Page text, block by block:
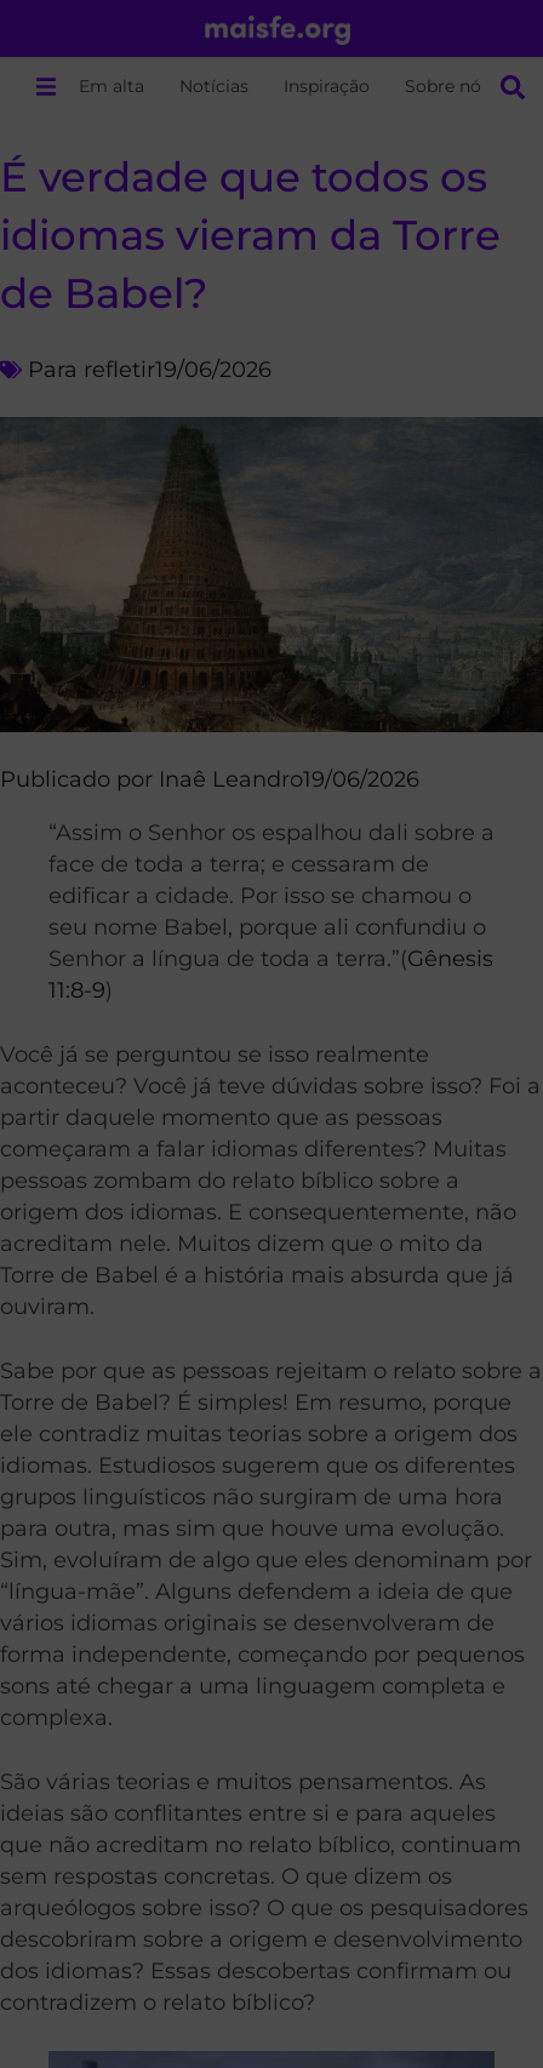
Em alta Notícias Inspiração Sobre nós
É verdade que todos os
idiomas vieram da Torre
de Babel?
Para refletir19/06/2026
Publicado por Inaê Leandro19/06/2026
“Assim o Senhor os espalhou dali sobre a
face de toda a terra; e cessaram de
edificar a cidade. Por isso se chamou o
seu nome Babel, porque ali confundiu o
Senhor a língua de toda a terra.”(Gênesis
11:8-9)
Você já se perguntou se isso realmente
aconteceu? Você já teve dúvidas sobre isso? Foi a
partir daquele momento que as pessoas
começaram a falar idiomas diferentes? Muitas
pessoas zombam do relato bíblico sobre a
origem dos idiomas. E consequentemente, não
acreditam nele. Muitos dizem que o mito da
Torre de Babel é a história mais absurda que já
ouviram.
Sabe por que as pessoas rejeitam o relato sobre a
Torre de Babel? É simples! Em resumo, porque
ele contradiz muitas teorias sobre a origem dos
idiomas. Estudiosos sugerem que os diferentes
grupos linguísticos não surgiram de uma hora
para outra, mas sim que houve uma evolução.
Sim, evoluíram de algo que eles denominam por
“língua-mãe”. Alguns defendem a ideia de que
vários idiomas originais se desenvolveram de
forma independente, começando por pequenos
sons até chegar a uma linguagem completa e
complexa.
São várias teorias e muitos pensamentos. As
ideias são conflitantes entre si e para aqueles
que não acreditam no relato bíblico, continuam
sem respostas concretas. O que dizem os
arqueólogos sobre isso? O que os pesquisadores
descobriram sobre a origem e desenvolvimento
dos idiomas? Essas descobertas confirmam ou
contradizem o relato bíblico?